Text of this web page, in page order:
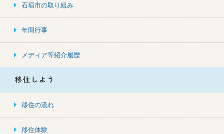
石垣市の取り組み
年間行事
メディア等紹介履歴
移住しよう
移住の流れ
移住体験